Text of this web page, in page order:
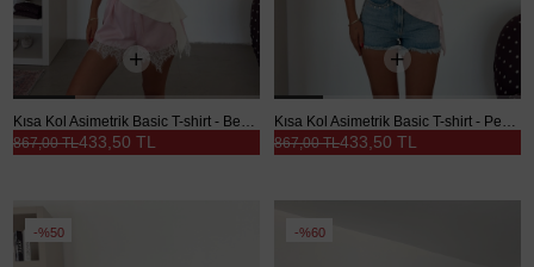
Kısa Kol Asimetrik Basic T-shirt - Beyaz
433,50 TL
867,00 TL
Kısa Kol Asimetrik Basic T-shirt - Pembe
433,50 TL
867,00 TL
%50 %60